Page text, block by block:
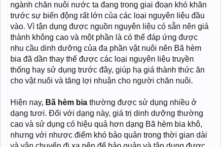
ngành chăn nuôi nước ta đang trong giai đoạn khó khăn
trước sự biến động rất lớn của các loại nguyên liệu đầu
vào. Vì tận dụng được nguồn nguyên liệu có sẵn nên giá
thành không cao và một phần là có thể đáp ứng được
nhu cầu dinh dưỡng của đa phần vật nuôi nên Bã hèm
bia đã dần thay thế được các loại nguyên liệu truyền
thống hay sử dụng trước đây, giúp hạ giá thành thức ăn
cho vật nuôi và tăng lợi nhuận cho người chăn nuôi.
Hiện nay, Bã hèm bia thường được sử dụng nhiều ở
dạng tươi. Đối với dạng này, giá trị dinh dưỡng thường
cao và sử dụng có hiệu quả hơn dạng Bã hèm bia khô,
nhưng với nhược điểm khó bảo quản trong thời gian dài